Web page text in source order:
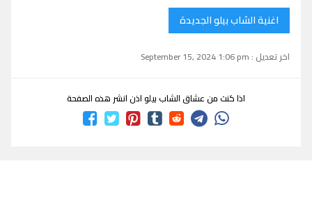
اغنية الشاب بيلو الجديدة
اخر تعديل : September 15, 2024 1:06 pm
اذا كنت من عشاق الشاب بيلو اذن انشر هذه الصفحة